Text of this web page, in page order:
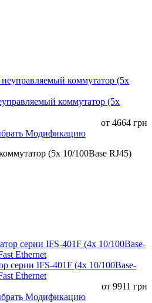
коммутатор (5x
от 4664 грн
Модификацию
(5x 10/100Base RJ45)
серии IFS-401F (4x 10/100Base-
Ethernet
от 9911 грн
Модификацию